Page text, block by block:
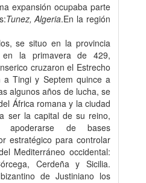
expansión ocupaba parte
Tunez, Algeria.En la región
se situo en la provincia
en la primavera de 429,
cruzaron el Estrecho
a Tingi y Septem quince a
algunos años de lucha, se
África romana y la ciudad
ser la capital de su reino,
apoderarse de bases
estratégico para controlar
Mediterráneo occidental:
Cerdeña y Sicilia.
de Justiniano los